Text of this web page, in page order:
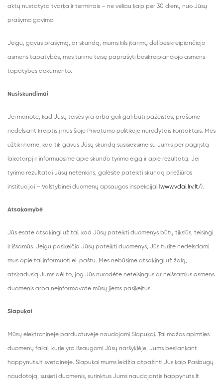
aktų nustatyta tvarka ir terminais – ne vėliau kaip per 30 dienų nuo Jūsų
prašymo gavimo.
Jeigu, gavus prašymą, ar skundą, mums kils įtarimų dėl besikreipiančiojo
asmens tapatybės, mes turime teisę paprašyti besikreipiančiojo asmens
tapatybės dokumento.
Nusiskundimai
Jei manote, kad Jūsų teisės yra arba gali gali būti pažeistos, prašome
nedelsiant kreiptis į mus šioje Privatumo politikoje nurodytais kontaktais. Mes
užtikriname, kad tik gavus Jūsų skundą susisieksime su Jumis per pagrįstą
laikotarpį ir informuosime apie skundo tyrimo eigą ir apie rezultatą. Jei
tyrimo rezultatai Jūsų netenkins, galėsite pateikti skundą priežiūros
institucijai – Valstybinei duomenų apsaugos inspekcijai (www.vdai.lrv.lt/).
Atsakomybė
Jūs esate atsakingi už tai, kad Jūsų pateikti duomenys būtų tikslūs, teisingi
ir išsamūs. Jeigu pasikeičia Jūsų pateikti duomenys, Jūs turite nedelsdami
mus apie tai informuoti el. paštu. Mes nebūsime atsakingi už žalą,
atsiradusią Jums dėl to, jog Jūs nurodėte neteisingus ar neišsamius asmens
duomenis arba neinformavote mūsų jiems pasikeitus.
Slapukai
Mūsų elektroninėje parduotuvėje naudojami Slapukai. Tai mažos apimties
duomenų failai, kurie yra išsaugomi Jūsų naršyklėje, Jums besilankant
happynuts.lt svetainėje. Slapukai mums leidžia atpažinti Jus kaip Paslaugų
naudotoją, susieti duomenis, surinktus Jums naudojantis happynuts.lt